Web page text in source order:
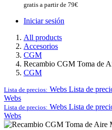
gratis a partir de 79€
Iniciar sesión
All products
Accesorios
CGM
Recambio CGM Toma de
CGM
Lista de precios: Webs Lista de
Webs
Lista de precios: Webs Lista de
Webs